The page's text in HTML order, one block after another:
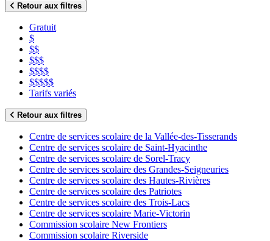
Retour aux filtres
Gratuit
$
$$
$$$
$$$$
$$$$$
Tarifs variés
Retour aux filtres
Centre de services scolaire de la Vallée-des-Tisserands
Centre de services scolaire de Saint-Hyacinthe
Centre de services scolaire de Sorel-Tracy
Centre de services scolaire des Grandes-Seigneuries
Centre de services scolaire des Hautes-Rivières
Centre de services scolaire des Patriotes
Centre de services scolaire des Trois-Lacs
Centre de services scolaire Marie-Victorin
Commission scolaire New Frontiers
Commission scolaire Riverside